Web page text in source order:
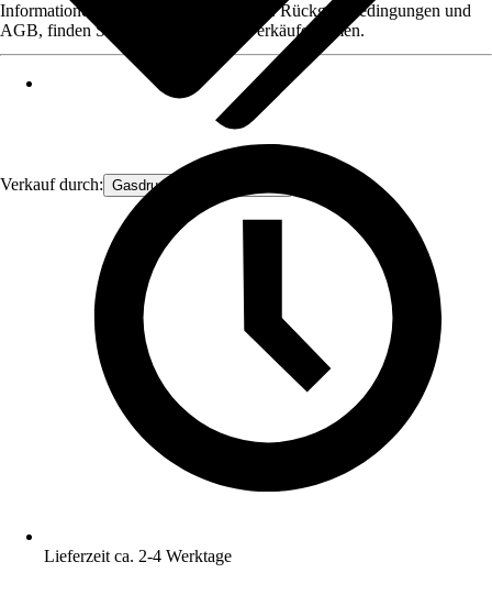
Verkauf durch: Gasdruckfeder Großhandel
Informationen des Verkäufers, wie z. B. Rückgabebedingungen und
AGB, finden Sie bei Klick auf den Verkäufernamen.
Lieferzeit ca. 2-4 Werktage